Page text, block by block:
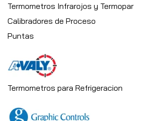
Termometros Infrarojos y Termopar
Calibradores de Proceso
Puntas
Termometros para Refrigeracion